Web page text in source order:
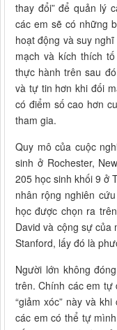
thay đổi” để quản lý
các em sẽ có những
hoạt động và suy
mạch và kích thích
thực hành trên sau
và tự tin hơn khi đối
có điểm số cao hơn
tham gia.
Quy mô của cuộc
sinh ở Rochester,
205 học sinh khối 9 ở
nhân rộng nghiên
học được chọn ra
David và cộng sự
Stanford, lấy đó là
Người lớn không
trên. Chính các em tự
“giảm xóc” này và
các em có thể tự